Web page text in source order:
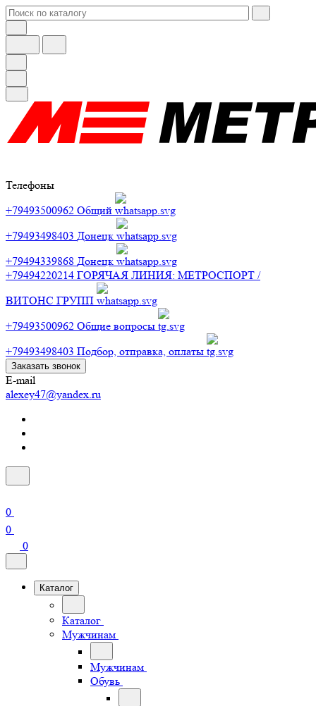
Телефоны
+79493500962 Общий
+79493498403 Донецк
+79494339868 Донецк
+79494220214 ГОРЯЧАЯ ЛИНИЯ: МЕТРОСПОРТ /
ВИТОНС ГРУПП
+79493500962 Общие вопросы
+79493498403 Подбор, отправка, оплаты
Заказать звонок
E-mail
alexey47@yandex.ru
0
0
0
Каталог
Каталог
Мужчинам
Мужчинам
Обувь